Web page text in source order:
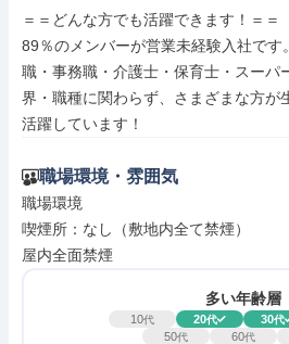
＝＝どんな方でも活躍できます！＝＝
89％のメンバーが営業未経験入社です
職・事務職・介護士・保育士・スーパ
界・職種に関わらず、さまざまな方が
活躍しています！
職場環境・雰囲気
職場環境
喫煙所：なし（敷地内全て禁煙）
屋内全面禁煙
多い年齢層
10代 20代 30代
50代 60代